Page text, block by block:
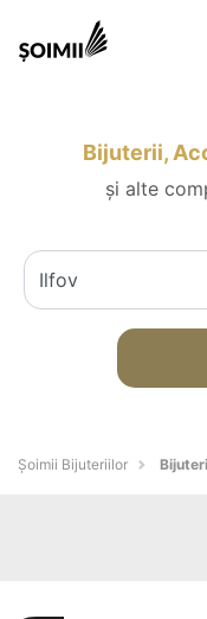
Bijuterii,
și alte
Şoimii Bijuteriilor